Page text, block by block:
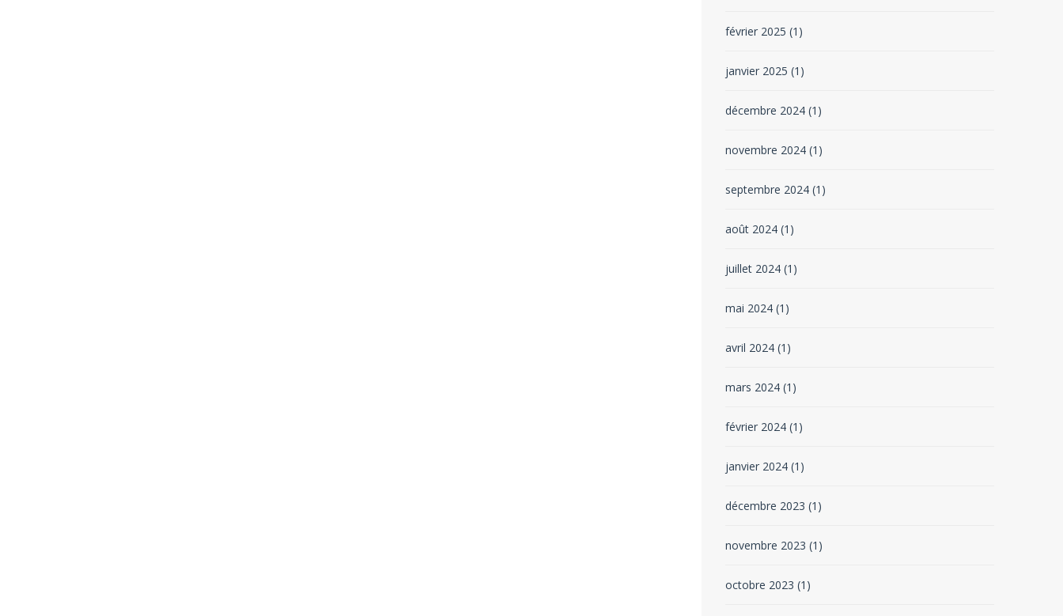
février 2025 (1)
janvier 2025 (1)
décembre 2024 (1)
novembre 2024 (1)
septembre 2024 (1)
août 2024 (1)
juillet 2024 (1)
mai 2024 (1)
avril 2024 (1)
mars 2024 (1)
février 2024 (1)
janvier 2024 (1)
décembre 2023 (1)
novembre 2023 (1)
octobre 2023 (1)